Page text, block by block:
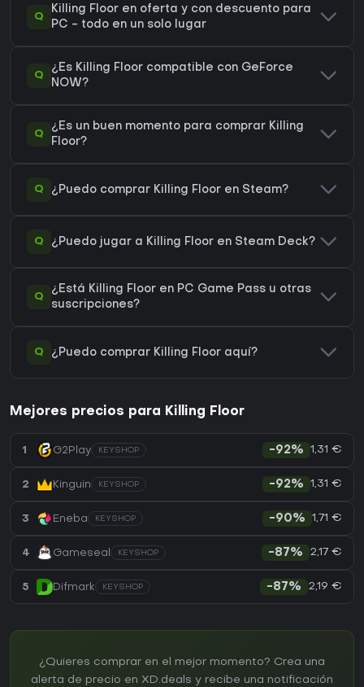
Q
Killing Floor en oferta y con descuento para
PC - todo en un solo lugar
Q
¿Es Killing Floor compatible con GeForce
NOW?
Q
¿Es un buen momento para comprar Killing
Floor?
Q ¿Puedo comprar Killing Floor en Steam?
Q ¿Puedo jugar a Killing Floor en Steam Deck?
Q
¿Está Killing Floor en PC Game Pass u otras
suscripciones?
Q ¿Puedo comprar Killing Floor aquí?
Mejores precios para Killing Floor
1 G2Play KEYSHOP -92% 1,31 €
2 Kinguin KEYSHOP -92% 1,31 €
3 Eneba KEYSHOP -90% 1,71 €
4 Gameseal KEYSHOP -87% 2,17 €
5 Difmark KEYSHOP -87% 2,19 €
¿Quieres comprar en el mejor momento? Crea una
alerta de precio en XD.deals y recibe una notificación